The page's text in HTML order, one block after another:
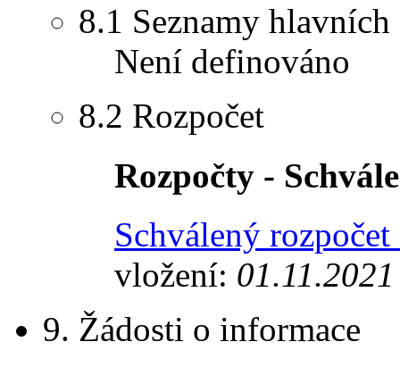
8.1 Seznamy
Není definováno
8.2 Rozpočet
Rozpočty -
Schválený
vložení: 01.11.2021
9. Žádosti o informace